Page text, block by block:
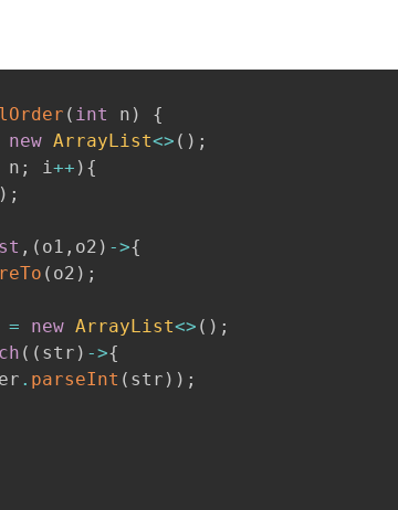
( int n )
{
new ArrayList<> ( ) ;
n ; i++ ) {
) ;
, ( o1 , o2 ) ->{
( o2 ) ;
= new ArrayList<> ( ) ;
( ( str ) ->{
. parseInt ( str ) ) ;